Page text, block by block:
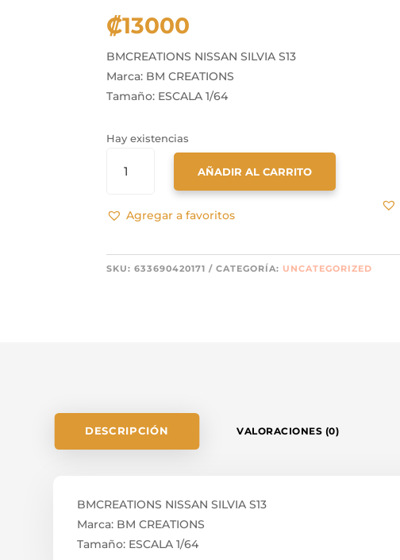
₡13000
BMCREATIONS NISSAN SILVIA S13
Marca: BM CREATIONS
Tamaño: ESCALA 1/64
Hay existencias
BMCREATIONS
NISSAN
S13
AÑADIR AL CARRITO
Agregar a favoritos
SKU:633690420171 CATEGORÍA: UNCATEGORIZED
DESCRIPCIÓN VALORACIONES (0)
BMCREATIONS NISSAN SILVIA S13
Marca: BM CREATIONS
Tamaño: ESCALA 1/64